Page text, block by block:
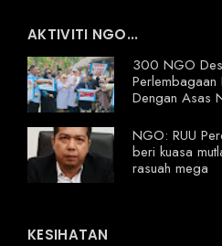
AKTIVITI NGO...
300 NGO
Perlembagaan
Dengan Asas
NGO: RUU
beri kuasa
rasuah mega
KESIHATAN